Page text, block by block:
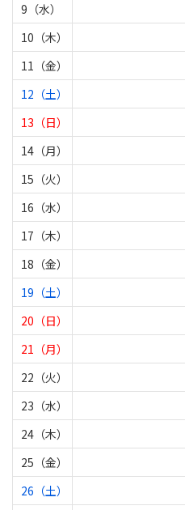
9（水）
10（木）
11（金）
12（土）
13（日）
14（月）
15（火）
16（水）
17（木）
18（金）
19（土）
20（日）
21（月）
22（火）
23（水）
24（木）
25（金）
26（土）